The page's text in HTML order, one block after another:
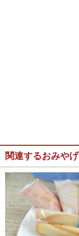
関連するおみやげ